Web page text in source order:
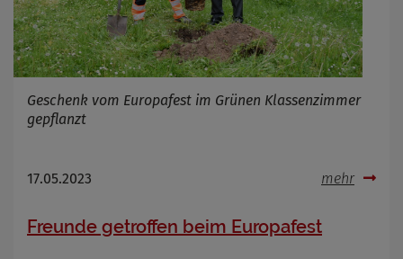
Geschenk vom Europafest im Grünen Klassenzimmer
gepflanzt
17.05.2023 mehr
Freunde getroffen beim Europafest